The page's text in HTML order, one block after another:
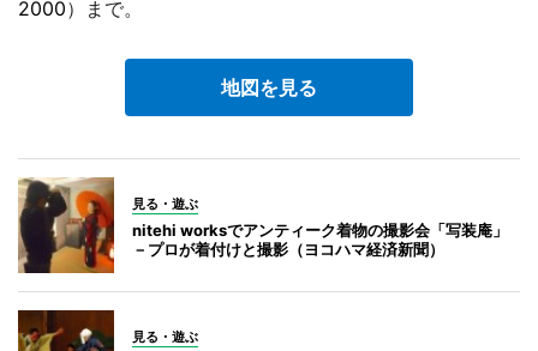
2000）まで。
地図を見る
見る・遊ぶ
nitehi worksでアンティーク着物の撮影会「写装庵」
－プロが着付けと撮影（ヨコハマ経済新聞）
見る・遊ぶ